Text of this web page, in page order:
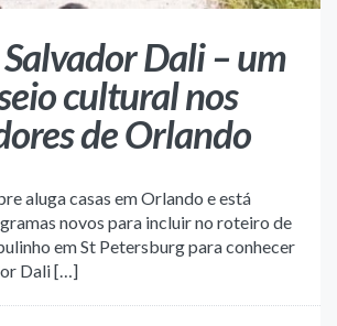
Dali – um
cultural nos
de Orlando
aluga casas em Orlando e está
novos para incluir no roteiro de
em St Petersburg para conhecer
Dali […]